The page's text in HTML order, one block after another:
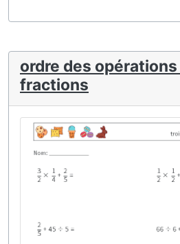
ordre des
fractions